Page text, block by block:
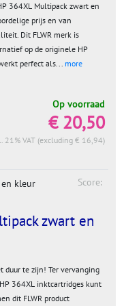
364XL Multipack zwart en
prijs en van
Dit FLWR merk is
op de originele HP
perfect als... more
Op voorraad
€ 20,50
21% VAT (excluding € 16,94)
Score:
zwart en
duur te zijn! Ter vervanging
364XL inktcartridges kunt
dit FLWR product